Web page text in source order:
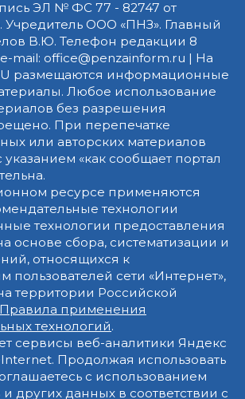
ЭЛ № ФС 77 - 82747 от
Учредитель ООО «ПНЗ». Главный
В.Ю. Телефон редакции 8
e-mail: office@penzainform.ru | На
размещаются информационные
Любое использование
без разрешения
При перепечатке
или авторских материалов
«как сообщает портал
ресурсе применяются
технологии
технологии предоставления
основе сбора, систематизации и
относящихся к
пользователей сети «Интернет»,
территории Российской
Правила применения
технологий.
сервисы веб-аналитики Яндекс
Продолжая использовать
с использованием
других данных в соответствии с